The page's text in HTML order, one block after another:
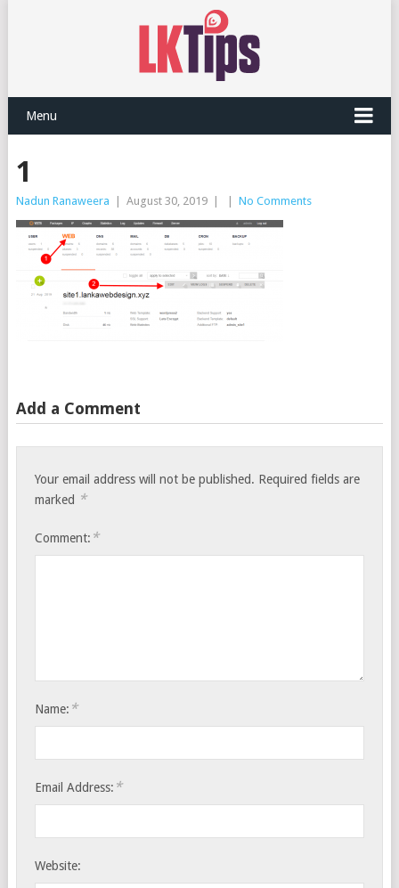
Menu
1
Nadun Ranaweera August 30, 2019 No Comments
Add a Comment
Your email address will not be published. Required fields are
marked *
Comment: *
Name: *
Email Address: *
Website: